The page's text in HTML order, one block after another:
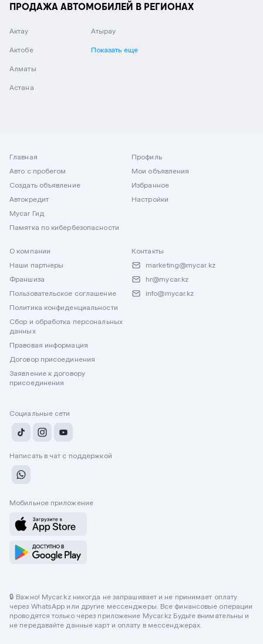
ПРОДАЖА АВТОМОБИЛЕЙ В РЕГИОНАХ
Актау
Актобе
Алматы
Астана
Атырау
Показать еще
Главная
Авто с пробегом
Создать объявление
Автокредит
Mycar Гид
Памятка по кибербезопасности
Профиль
Мои объявления
Избранное
Настройки
О компании
Наши партнеры
Франшиза
Пользовательское соглашение
Политика конфиденциальности
Сбор и обработка персональных
данных
Правовая информация
Договор присоединения
Заявление к договору
присоединения
Контакты
marketing@mycar.kz
hr@mycar.kz
info@mycar.kz
Социальные сети
Написать в чат с поддержкой
Мобильное приложение
🔒 Важно! Mycar.kz никогда не запрашивает и не принимает оплату
через WhatsApp или другие мессенджеры. Все финансовые операции
проводятся только через приложение Mycar.kz Будьте внимательны и
не передавайте данные карт и оплату в мессенджерах.